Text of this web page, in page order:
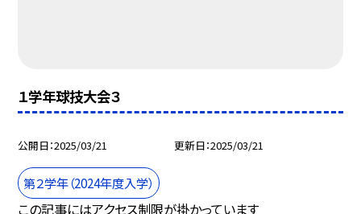
１学年球技大会３
公開日 2025/03/21 更新日 2025/03/21
第２学年（2024年度入学）
この記事にはアクセス制限が掛かっています